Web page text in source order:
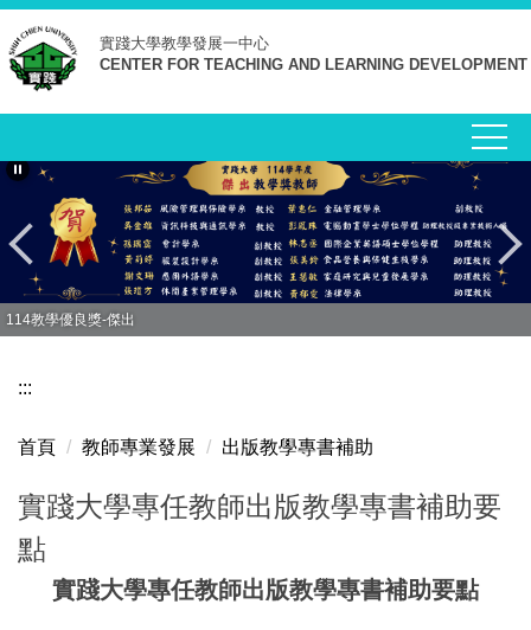
跳
到
主
要
容
實踐大學教學發展一中心
CENTER FOR TEACHING AND LEARNING DEVELOPMENT
114教學優良獎-傑出
:::
首頁 教師專業發展 出版教學專書補助
實踐大學專任教師出版教學專書補助要
點
實踐大學專任教師出版教學專書補助要點